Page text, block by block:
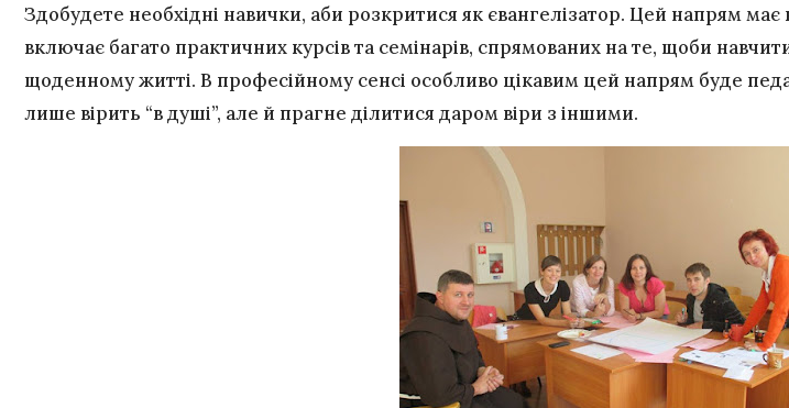
Здобудете необхідні навички, аби розкритися як євангелізатор. Цей напрям має
включає багато практичних курсів та семінарів, спрямованих на те, щоби
щоденному житті. В професійному сенсі особливо цікавим цей напрям буде
лише вірить “в душі”, але й прагне ділитися даром віри з іншими.